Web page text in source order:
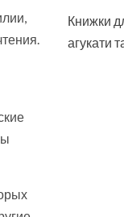
Книжки
агукати